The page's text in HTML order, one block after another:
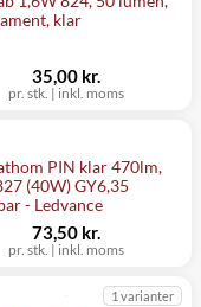
klar
pr. stk. | inkl. moms
35,00 kr.
PIN klar 470lm,
(40W) GY6,35
- Ledvance
pr. stk. | inkl. moms
73,50 kr.
1 varianter